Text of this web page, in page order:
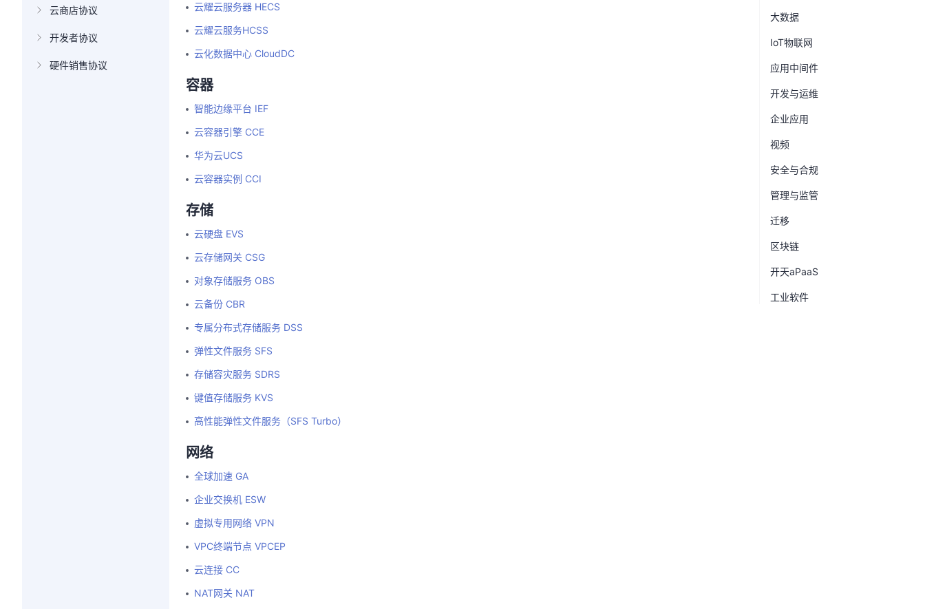
云商店协议
开发者协议
硬件销售协议
大数据
IoT物联网
应用中间件
开发与运维
企业应用
视频
安全与合规
管理与监管
迁移
区块链
开天aPaaS
工业软件
云耀云服务器 HECS
云耀云服务HCSS
云化数据中心 CloudDC
容器
智能边缘平台 IEF
云容器引擎 CCE
华为云UCS
云容器实例 CCI
存储
云硬盘 EVS
云存储网关 CSG
对象存储服务 OBS
云备份 CBR
专属分布式存储服务 DSS
弹性文件服务 SFS
存储容灾服务 SDRS
键值存储服务 KVS
高性能弹性文件服务（SFS Turbo）
网络
全球加速 GA
企业交换机 ESW
虚拟专用网络 VPN
VPC终端节点 VPCEP
云连接 CC
NAT网关 NAT